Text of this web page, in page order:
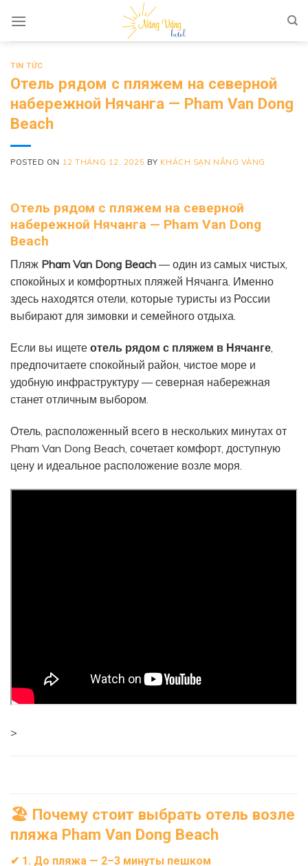
TIN TỨC
Отель рядом с пляжем на северной
набережной Нячанга — Pham Van Dong
Beach
POSTED ON 12 THÁNG 12, 2025 BY KHÁCH SẠN NẮNG VÀNG
Отель рядом с пляжем на северной
набережной Нячанга — Pham Van Dong
Beach
Пляж Pham Van Dong Beach — один из самых чистых,
спокойных и комфортных пляжей Нячанга. Именно
здесь находятся отели, которые туристы из России
выбирают для зимовки и семейного отдыха.
Если вы ищете отель рядом с пляжем в Нячанге
предпочитаете спокойный район, чистое море и
удобную инфраструктуру — северная набережная
станет отличным выбором.
Отель, расположенный всего в нескольких минутах от
Pham Van Dong Beach, сочетает комфорт, доступную
цену и идеальное расположение возле моря.
>
🏖 Почему стоит выбрать отель возле
пляжа Pham Van Dong Beach
✔ 1. До пляжа — 2–3 минуты пешком